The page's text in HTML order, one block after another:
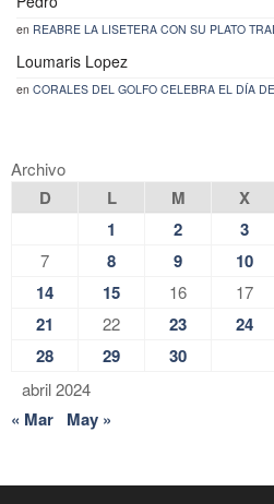
en REABRE LA LISETERA CON SU PLATO
Loumaris Lopez
en CORALES DEL GOLFO CELEBRA EL DÍA
Archivo
abril 2024
D L M X
1
2 3
7 8 9 10
14
15 16 17
21
22 23 24
28
29 30
« Mar May »